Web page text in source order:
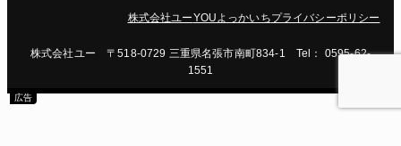
株式会社ユーYOUよっかいちプライバシーポリシー
株式会社ユー 〒518-0729 三重県名張市南町834-1 Tel： 0595-62-
1551